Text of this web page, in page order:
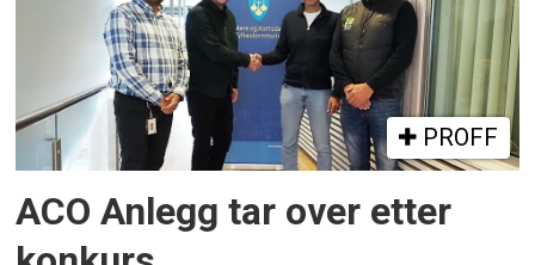
PROFF
ACO Anlegg tar over etter